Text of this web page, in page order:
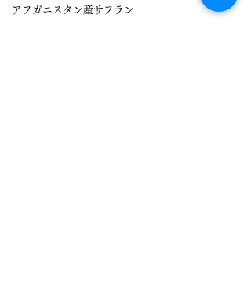
アフガニスタン産サフラン